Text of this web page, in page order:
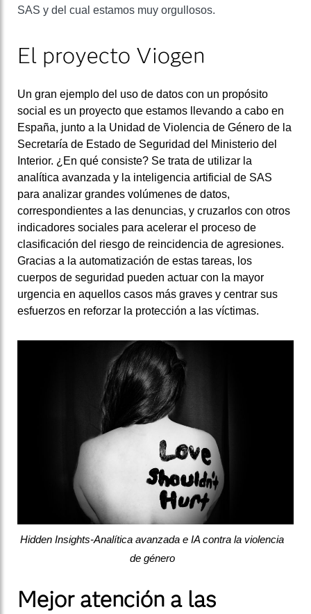
SAS y del cual estamos muy orgullosos.
El proyecto Viogen
Un gran ejemplo del uso de datos con un propósito
social es un proyecto que estamos llevando a cabo en
España, junto a la Unidad de Violencia de Género de la
Secretaría de Estado de Seguridad del Ministerio del
Interior. ¿En qué consiste? Se trata de utilizar la
analítica avanzada y la inteligencia artificial de SAS
para analizar grandes volúmenes de datos,
correspondientes a las denuncias, y cruzarlos con otros
indicadores sociales para acelerar el proceso de
clasificación del riesgo de reincidencia de agresiones.
Gracias a la automatización de estas tareas, los
cuerpos de seguridad pueden actuar con la mayor
urgencia en aquellos casos más graves y centrar sus
esfuerzos en reforzar la protección a las víctimas.
Hidden Insights-Analítica avanzada e IA contra la violencia
de género
Mejor atención a las